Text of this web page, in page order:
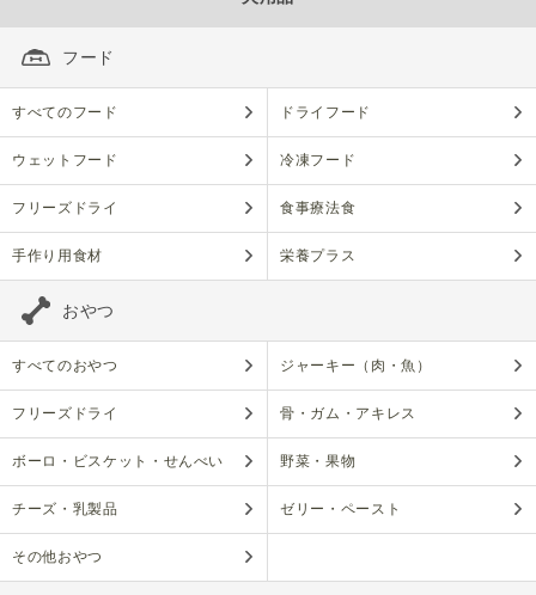
フード
すべてのフード ドライフード
ウェットフード 冷凍フード
フリーズドライ 食事療法食
手作り用食材 栄養プラス
おやつ
すべてのおやつ ジャーキー（肉・魚）
フリーズドライ 骨・ガム・アキレス
ボーロ・ビスケット・せんべい 野菜・果物
チーズ・乳製品 ゼリー・ペースト
その他おやつ